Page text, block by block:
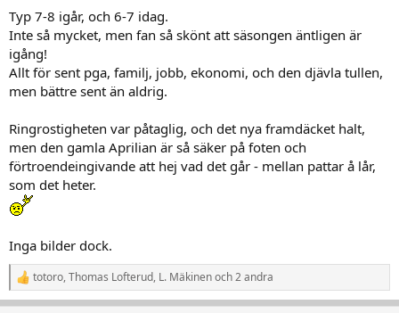
e
r
Typ 7-8 igår, och 6-7 idag.
Inte så mycket, men fan så skönt att säsongen äntligen är
igång!
Allt för sent pga, familj, jobb, ekonomi, och den djävla tullen,
men bättre sent än aldrig.
Ringrostigheten var påtaglig, och det nya framdäcket halt,
men den gamla Aprilian är så säker på foten och
förtroendeingivande att hej vad det går - mellan pattar å lår,
som det heter.
Inga bilder dock.
R
e
totoro,Thomas Lofterud, L. Mäkinenoch 2 andra